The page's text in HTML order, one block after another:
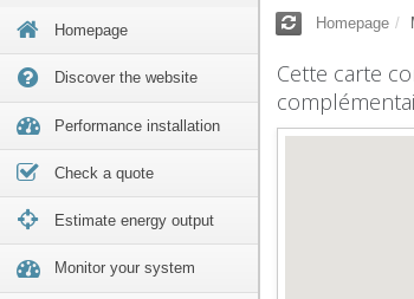
Homepage
Discover the website
Performance installation
Check a quote
Estimate energy output
Monitor your system
Homepage
Cette carte